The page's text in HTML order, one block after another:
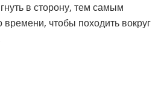
в сторону, тем самым
чтобы походить вокруг